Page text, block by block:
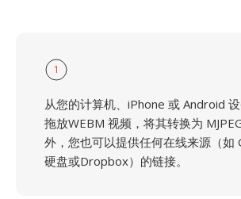
1
从您的计算机、iPhone 或 Android
拖放WEBM 视频，将其转换为
外，您也可以提供任何在线来源（如
硬盘或Dropbox）的链接。